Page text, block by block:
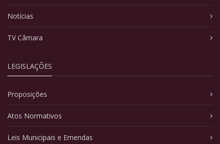
Notícias
TV Câmara
LEGISLAÇÕES
Proposições
Atos Normativos
Leis Municipais e Emendas